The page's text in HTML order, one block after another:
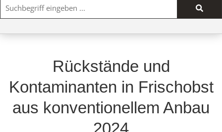
Rückstände und
Kontaminanten in Frischobst
aus konventionellem Anbau